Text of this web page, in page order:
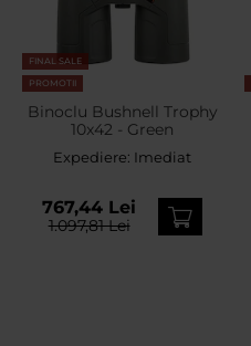
FINAL SALE
PROMOTII
Binoclu Bushnell Trophy
10x42 - Green
Expediere: Imediat
767,44 Lei
1.097,81 Lei